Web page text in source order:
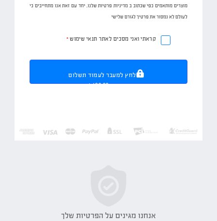
מוצרים מותאמים כפי שכתוב ב מדיניות פרטיותשלנו, יחד עם זאת אנו מתחייבים כי
לעולם לא נמסור את פרטיך לגורם שלישי
קראתי ואני מסכים לאתר תנאי שימוש *
לחץ למעבר לעמוד תשלום
מאובטח ₪4,600.00
אנחנו מגינים על הפרטיות שלך